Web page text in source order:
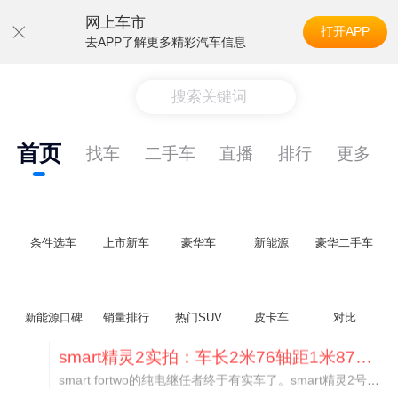
网上车市
去APP了解更多精彩汽车信息
打开APP
搜索关键词
首页 找车 二手车 直播 排行 更多
条件选车 上市新车 豪华车 新能源 豪华二手车
新能源口碑 销量排行 热门SUV 皮卡车 对比
近期美国权威投行花旗再度发布研报，坚定维持奇瑞汽车（09973.HK）买入评级，将其合理目标价定格在36港元/股。对照公司最新25.46港元的二级市场现价，这一目标价意味着股价存在41.4%的可观上行空间，花旗直言，当前资本市场受短期市场情绪、国内车市价格战扰动，明显低估了奇瑞长期价值与全球化成长潜力。